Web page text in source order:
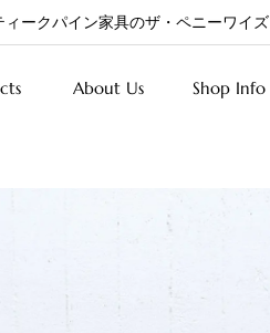
ークパイン家具のザ・ペニーワイズ
About Us Shop Info